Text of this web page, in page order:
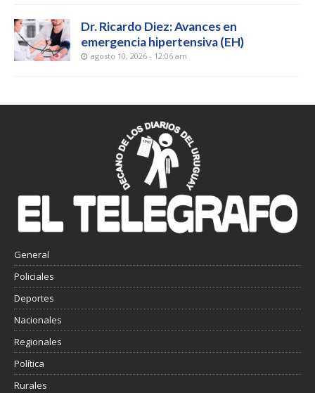
Dr. Ricardo Diez: Avances en
emergencia hipertensiva (EH)
agosto 10, 2026 - 12:06 am
General
Policiales
Deportes
Nacionales
Regionales
Política
Rurales